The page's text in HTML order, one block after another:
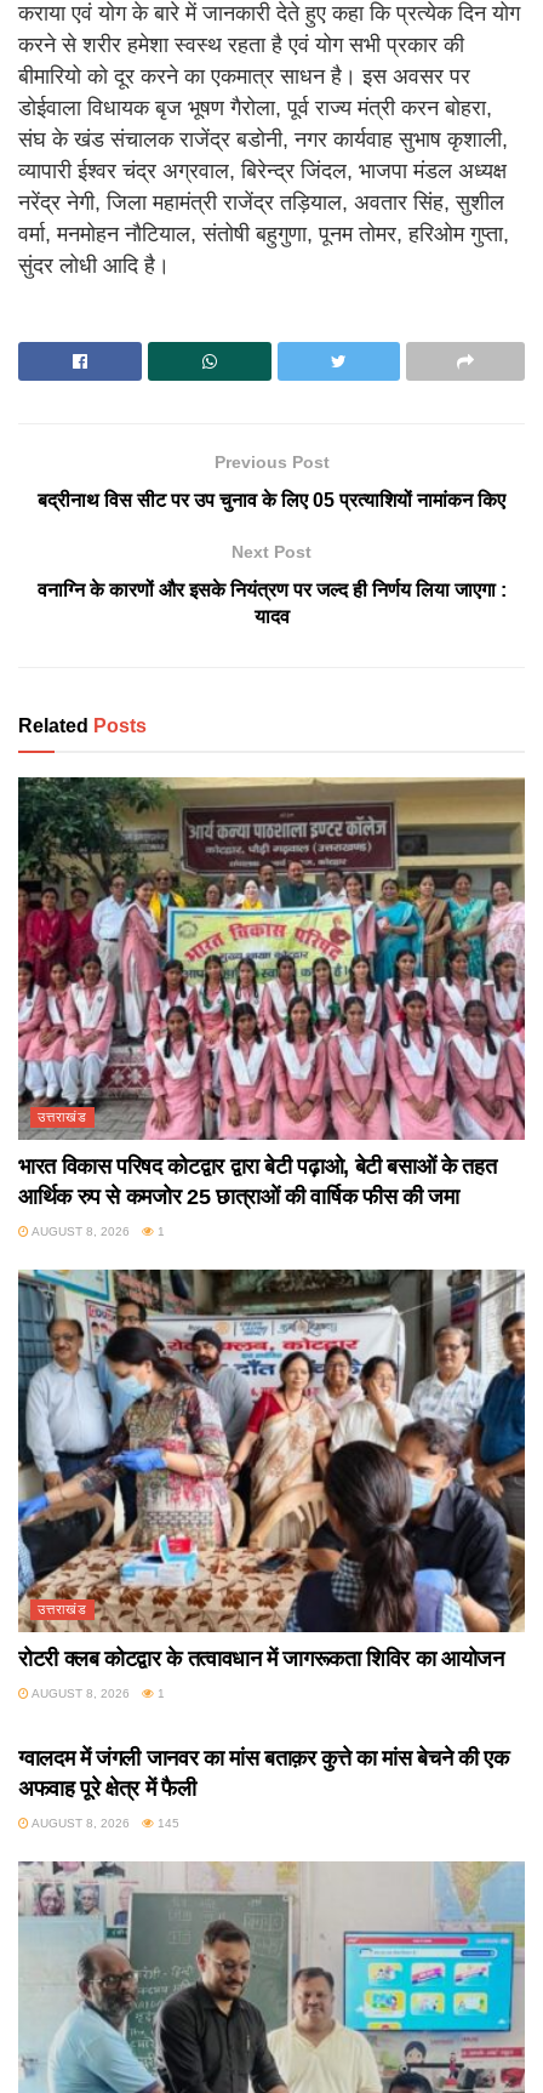
कराया एवं योग के बारे में जानकारी देते हुए कहा कि प्रत्येक दिन योग
करने से शरीर हमेशा स्वस्थ रहता है एवं योग सभी प्रकार की
बीमारियो को दूर करने का एकमात्र साधन है। इस अवसर पर
डोईवाला विधायक बृज भूषण गैरोला, पूर्व राज्य मंत्री करन बोहरा,
संघ के खंड संचालक राजेंद्र बडोनी, नगर कार्यवाह सुभाष कृशाली,
व्यापारी ईश्वर चंद्र अग्रवाल, बिरेन्द्र जिंदल, भाजपा मंडल अध्यक्ष
नरेंद्र नेगी, जिला महामंत्री राजेंद्र तड़ियाल, अवतार सिंह, सुशील
वर्मा, मनमोहन नौटियाल, संतोषी बहुगुणा, पूनम तोमर, हरिओम गुप्ता,
सुंदर लोधी आदि है।
Previous Post
बद्रीनाथ विस सीट पर उप चुनाव के लिए 05 प्रत्याशियों नामांकन किए
Next Post
वनाग्नि के कारणों और इसके नियंत्रण पर जल्द ही निर्णय लिया जाएगा :
यादव
Related Posts
उत्तराखंड
भारत विकास परिषद कोटद्वार द्वारा बेटी पढ़ाओ, बेटी बसाओं के तहत
आर्थिक रुप से कमजोर 25 छात्राओं की वार्षिक फीस की जमा
AUGUST 8, 2026 1
उत्तराखंड
रोटरी क्लब कोटद्वार के तत्वावधान में जागरूकता शिविर का आयोजन
AUGUST 8, 2026 1
ग्वालदम में जंगली जानवर का मांस बताक़र कुत्ते का मांस बेचने की एक
अफवाह पूरे क्षेत्र में फैली
AUGUST 8, 2026 145